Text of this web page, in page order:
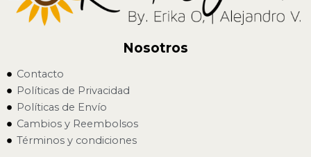
Nosotros
Contacto
Políticas de Privacidad
Políticas de Envío
Cambios y Reembolsos
Términos y condiciones